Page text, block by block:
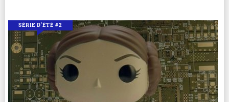
SÉRIE D'ÉTÉ #2